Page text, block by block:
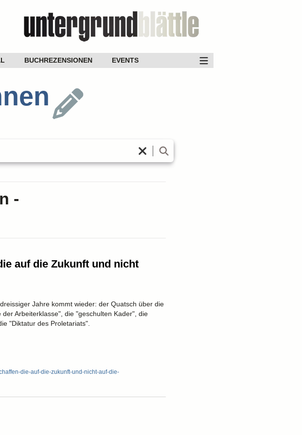
BUCHREZENSIONEN EVENTS
-
auf die Zukunft und nicht
Jahre kommt wieder: der Quatsch über die
Arbeiterklasse", die "geschulten Kader", die
"Diktatur des Proletariats".
die-auf-die-zukunft-und-nicht-auf-die-